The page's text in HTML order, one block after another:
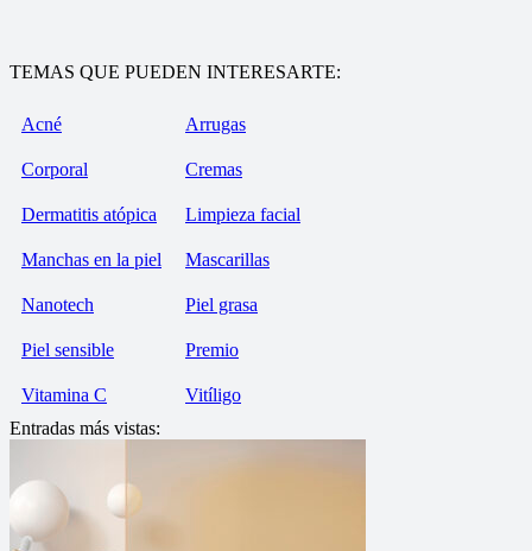
TEMAS QUE PUEDEN INTERESARTE:
Acné Arrugas
Corporal Cremas
Dermatitis atópica Limpieza facial
Manchas en la piel Mascarillas
Nanotech Piel grasa
Piel sensible Premio
Vitamina C
Vitíligo
Entradas más vistas: